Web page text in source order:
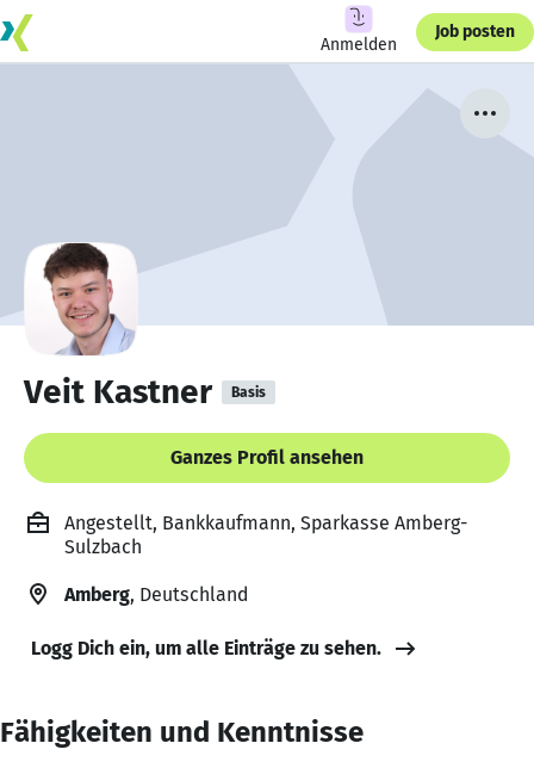
Anmelden
Job posten
Veit Kastner Basis
Ganzes Profil ansehen
Angestellt, Bankkaufmann, Sparkasse Amberg-
Sulzbach
Amberg, Deutschland
Logg Dich ein, um alle Einträge zu sehen.
Fähigkeiten und Kenntnisse